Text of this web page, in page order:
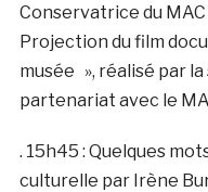
Conservatrice du MAC
Projection du film
musée », réalisé par
partenariat avec le
. 15h45 : Quelques
culturelle par Irène